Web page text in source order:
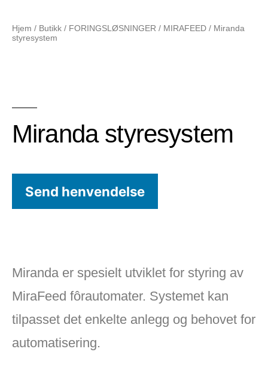
Hjem / Butikk / FORINGSLØSNINGER / MIRAFEED / Miranda
styresystem
Miranda styresystem
Send henvendelse
Miranda er spesielt utviklet for styring av
MiraFeed fôrautomater. Systemet kan
tilpasset det enkelte anlegg og behovet for
automatisering.